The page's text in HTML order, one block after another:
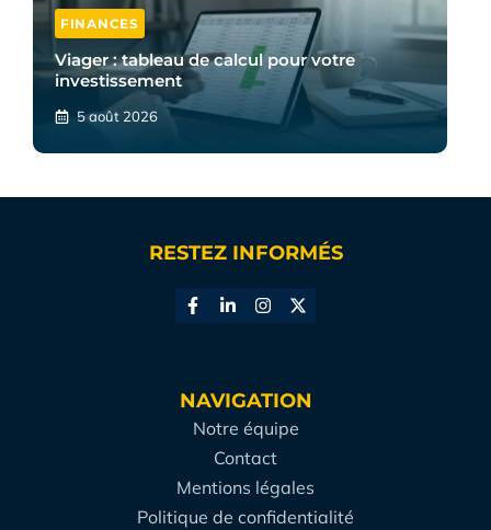
FINANCES
Viager : tableau de calcul pour votre
investissement
5 août 2026
NAVIGATION
Notre équipe
Contact
Mentions légales
Politique de confidentialité
RESTEZ INFORMÉS